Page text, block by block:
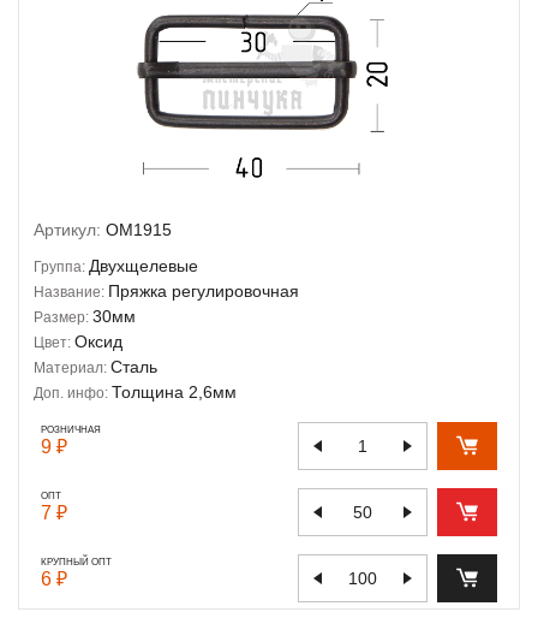
Артикул: OM1915
Группа: Двухщелевые
Название: Пряжка регулировочная
Размер: 30мм
Цвет: Оксид
Материал: Сталь
Доп. инфо: Толщина 2,6мм
РОЗНИЧНАЯ
9 ₽
ОПТ
7 ₽
КРУПНЫЙ ОПТ
6 ₽